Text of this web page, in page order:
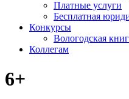
Платные услуги
Бесплатная
Конкурсы
Вологодская
Коллегам
6+